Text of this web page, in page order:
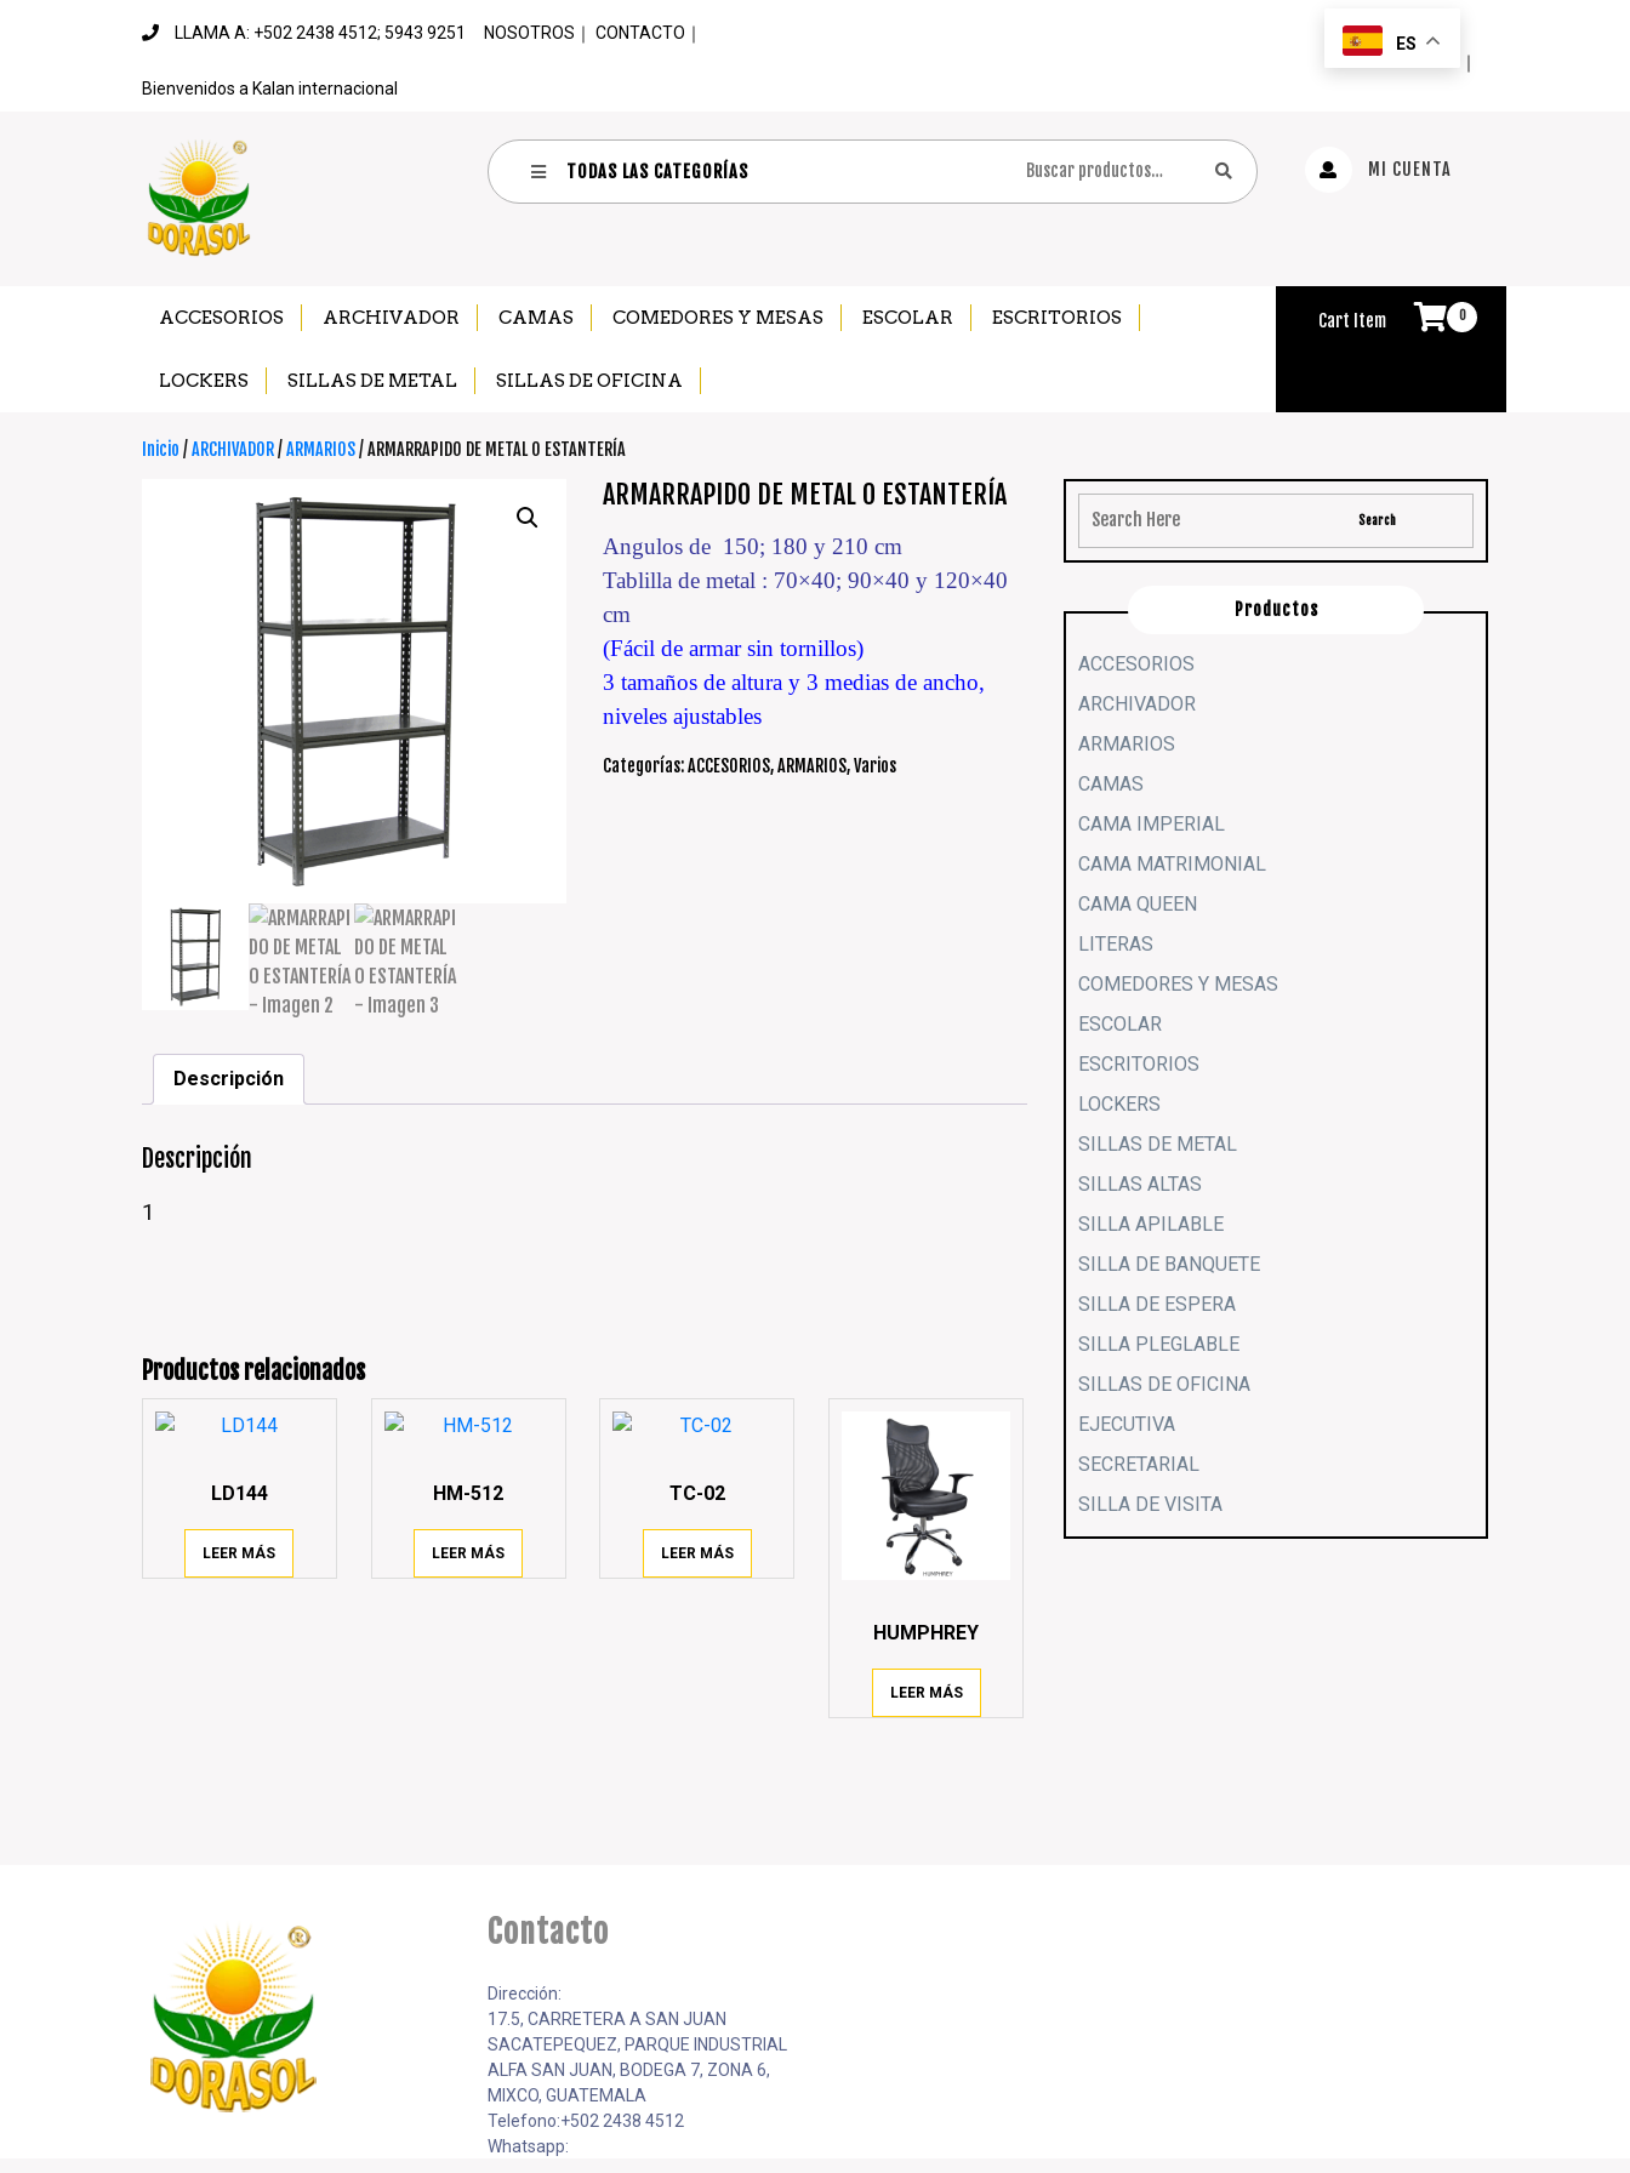
LLAMA A: +502 2438 4512; 5943 9251 NOSOTROS ｜ CONTACTO ｜
Bienvenidos a Kalan internacional
ES
｜
TODAS LAS CATEGORÍAS MI CUENTA
ACCESORIOS ARCHIVADOR CAMAS COMEDORES Y MESAS ESCOLAR ESCRITORIOS
LOCKERS SILLAS DE METAL SILLAS DE OFICINA
Cart Item 0
Inicio /ARCHIVADOR/ARMARIOS/ ARMARRAPIDO DE METAL O ESTANTERÍA
ARMARRAPIDO DE METAL O ESTANTERÍA
Angulos de 150; 180 y 210 cm
Tablilla de metal : 70×40; 90×40 y 120×40
cm
(Fácil de armar sin tornillos)
3 tamaños de altura y 3 medias de ancho,
niveles ajustables
Categorías:ACCESORIOS,ARMARIOS,Varios
Descripción
Descripción
1
Productos relacionados
LD144
LEER MÁS
HM-512
LEER MÁS
TC-02
LEER MÁS
HUMPHREY
LEER MÁS
Productos
ACCESORIOS
ARCHIVADOR
ARMARIOS
CAMAS
CAMA IMPERIAL
CAMA MATRIMONIAL
CAMA QUEEN
LITERAS
COMEDORES Y MESAS
ESCOLAR
ESCRITORIOS
LOCKERS
SILLAS DE METAL
SILLAS ALTAS
SILLA APILABLE
SILLA DE BANQUETE
SILLA DE ESPERA
SILLA PLEGLABLE
SILLAS DE OFICINA
EJECUTIVA
SECRETARIAL
SILLA DE VISITA
Contacto
Dirección:
17.5, CARRETERA A SAN JUAN
SACATEPEQUEZ, PARQUE INDUSTRIAL
ALFA SAN JUAN, BODEGA 7, ZONA 6,
MIXCO, GUATEMALA
Telefono:+502 2438 4512
Whatsapp: